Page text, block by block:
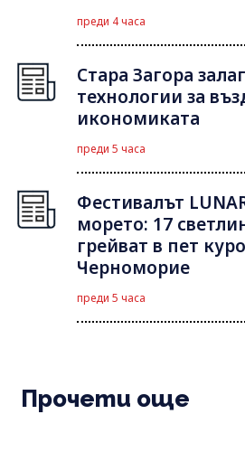
преди 4 часа
Стара Загора
технологии за
икономиката
преди 5 часа
Фестивалът
морето: 17
грейват в пет
Черноморие
преди 5 часа
Прочети още